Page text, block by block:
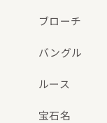
ブローチ
バングル
ルース
宝石名